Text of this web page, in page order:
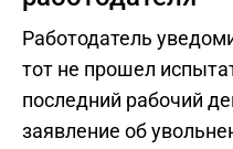
Работодатель
тот не прошел
последний рабочий
заявление об